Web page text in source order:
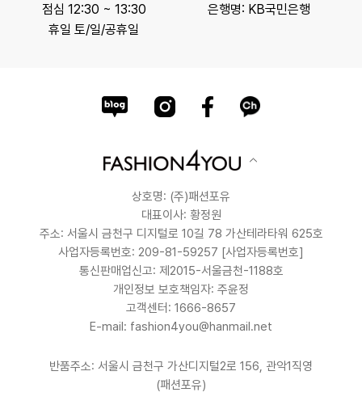
점심 12:30 ~ 13:30
휴일 토/일/공휴일
은행명: KB국민은행
상호명: (주)패션포유
대표이사: 황정원
주소: 서울시 금천구 디지털로 10길 78 가산테라타워 625호
사업자등록번호: 209-81-59257 [사업자등록번호]
통신판매업신고: 제2015-서울금천-1188호
개인정보 보호책임자: 주윤정
고객센터: 1666-8657
E-mail: fashion4you@hanmail.net
반품주소: 서울시 금천구 가산디지털2로 156, 관악1직영
(패션포유)